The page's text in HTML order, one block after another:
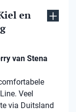
en
van Stena
Veel
via Duitsland